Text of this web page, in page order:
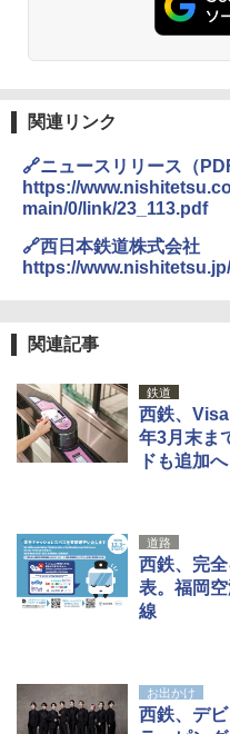
人用 折
ーチ ピ
易 トイ
テント
￥5,999
￥9,990
[キャン
ッシュ 4
ATCW-
￥-
026リニ
-08EX
レーム
￥-
￥6,459
ポイン
ンパク
ア/オフ
￥1,180
関連リンク
🔗ニュースリリース（
https://
main/0/link/23_113.pdf
🔗西日本鉄道株式会社
https://www.nishitetsu.jp/
関連記事
鉄道
西鉄、
年3月末ま
ドも追加へ
道路
西鉄、完
表。福岡
線
お出かけ
西鉄、デ